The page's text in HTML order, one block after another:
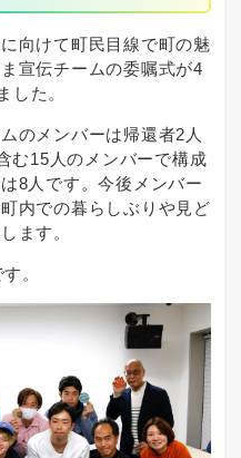
向けて町民目線で町の魅
宣伝チームの委嘱式が4
した。
のメンバーは帰還者2人
む15人のメンバーで構成
8人です。今後メンバー
内での暮らしぶりや見ど
ます。
。